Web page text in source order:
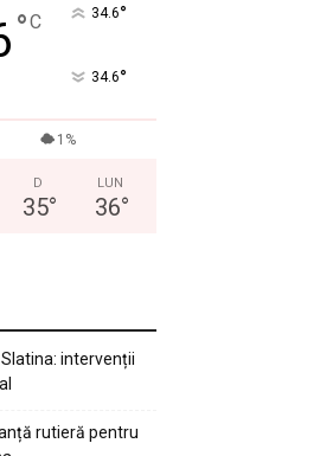
°C 34.6°
34.6°
1%
D
35°
LUN
36°
intervenții
rutieră pentru